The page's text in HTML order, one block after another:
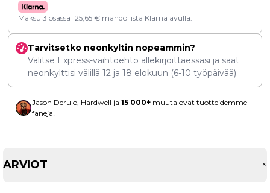
Maksu 3 osassa 125,65 € mahdollista Klarna avulla.
Tarvitsetko neonkyltin nopeammin?
Valitse Express-vaihtoehto allekirjoittaessasi ja saat
neonkylttisi välillä 12 ja 18 elokuun (6-10 työpäivää).
Jason Derulo, Hardwell ja 15 000+ muuta ovat tuotteidemme
faneja!
ARVIOT +